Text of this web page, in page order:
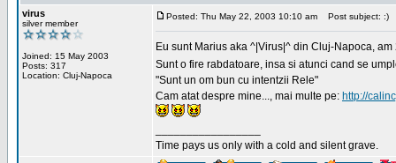
virus
silver member
Joined: 15 May 2003
Posts: 317
Location: Cluj-Napoca
Posted: Thu May 22, 2003 10:10 am Post subject: :)
Eu sunt Marius aka ^|Virus|^ din Cluj-Napoca,
Sunt o fire rabdatoare, insa si atunci cand se
"Sunt un om bun cu intentzii Rele"
Cam atat despre mine..., mai multe pe: http://
Time pays us only with a cold and silent grave.